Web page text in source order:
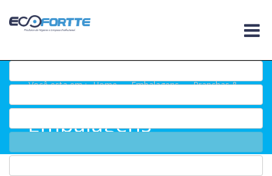
Você esta em : Home . Embalagens . Pranchas &
Embalagens